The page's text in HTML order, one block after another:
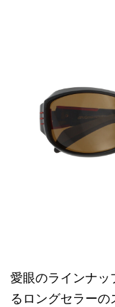
愛眼のラインナッ
るロングセラー